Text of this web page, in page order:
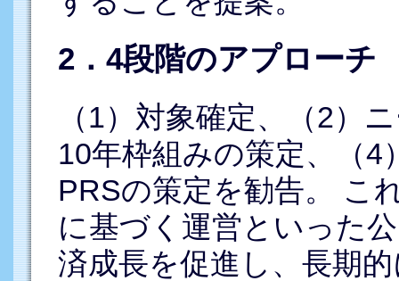
2．4段階のアプローチ
（1）対象確定、（2）
10年枠組みの策定、（4
PRSの策定を勧告。 こ
に基づく運営といった
済成長を促進し、長期